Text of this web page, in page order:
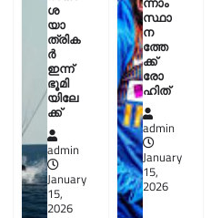
ശ
യാ
ത്രിക
ർ
ഇന്ന്
ഭൂമി
യിലേ
ക്ക്
admin
January
15,
2026
സ്ഥാ
ന
ത്തേ
ക്ക്
രോ
ഹിത്
admin
January
15,
2026